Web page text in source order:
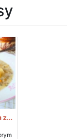
z...